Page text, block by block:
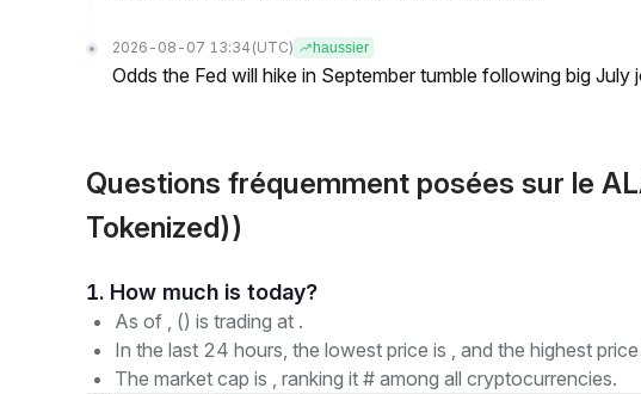
2026-08-07 13:34 (UTC) haussier
Odds the Fed will hike in September tumble following big July
Questions fréquemment posées sur le
Tokenized))
1. How much is today?
As of , () is trading at .
In the last 24 hours, the lowest price is , and the highest
The market cap is , ranking it # among all cryptocurrencies.